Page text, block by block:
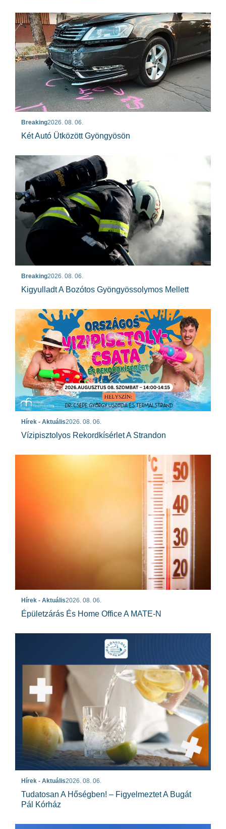
Breaking2026. 08. 06.
Két Autó Ütközött Gyöngyösön
Breaking2026. 08. 06.
Kigyulladt A Bozótos Gyöngyössolymos Mellett
Hírek - Aktuális2026. 08. 06.
Vízipisztolyos Rekordkísérlet A Strandon
Hírek - Aktuális2026. 08. 06.
Épületzárás És Home Office A MATE-N
Hírek - Aktuális2026. 08. 06.
Tudatosan A Hőségben! – Figyelmeztet A Bugát
Pál Kórház